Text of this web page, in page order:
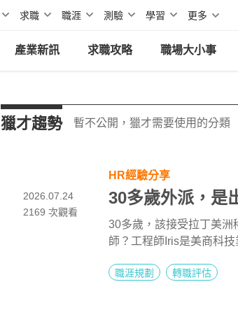
求職 職涯 測驗 學習 更多
產業新訊 求職攻略 職場大小事
獵才趨勢 暫不公開，獵才需要使用的分類
2026.07.24
2169 次觀看
HR經驗分享
30多歲外派，是
30多歲，該接受拉丁美洲
師？工程師Iris是美商科
美洲的工作經驗，未來能
職涯規劃 轉職評估